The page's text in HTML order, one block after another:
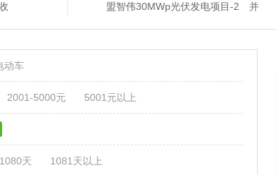
盟智伟30MWp光伏发电项目-2 并
动车
2001-5000元 5001元以上
天 1081天以上